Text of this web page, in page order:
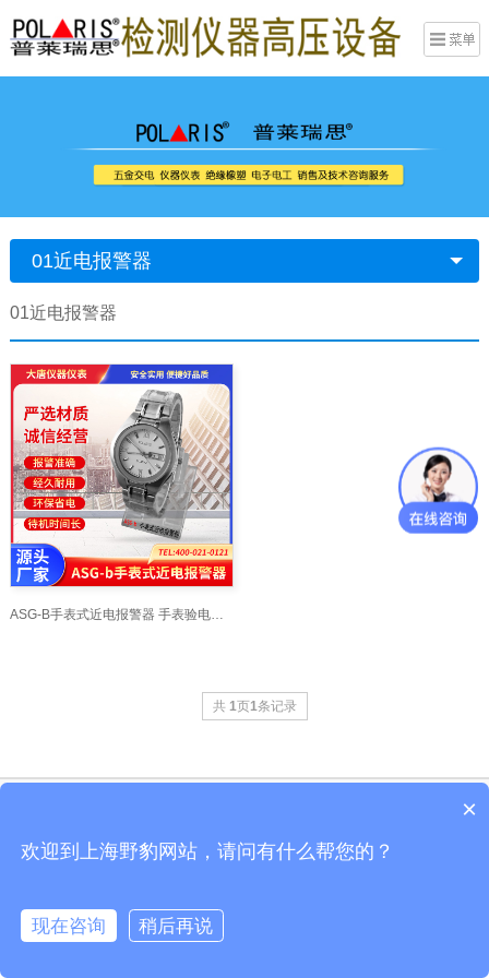
01近电报警器
01近电报警器
ASG-B手表式近电报警器 手表验电器_上海交通大学
共1页1条记录
公司地址：上海市剑川路600号上海交通大学国家大学科技园600号F8 全国服务
×
欢迎到上海野豹网站，请问有什么帮您的？
现在咨询
稍后再说
在线咨询